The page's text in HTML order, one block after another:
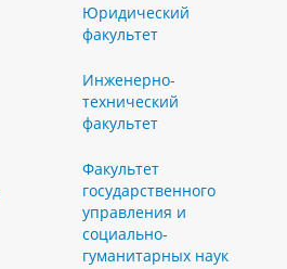
Юридический
факультет
Инженерно-
технический
факультет
Факультет
государственного
управления и
социально-
гуманитарных наук